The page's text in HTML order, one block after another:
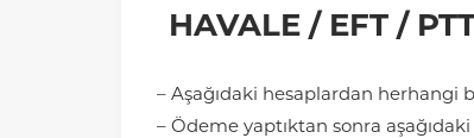
HAVALE / EFT /
– Aşağıdaki hesaplardan herhangi
– Ödeme yaptıktan sonra aşağıdaki